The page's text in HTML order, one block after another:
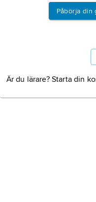
Påbörja din
Är du lärare? Starta din